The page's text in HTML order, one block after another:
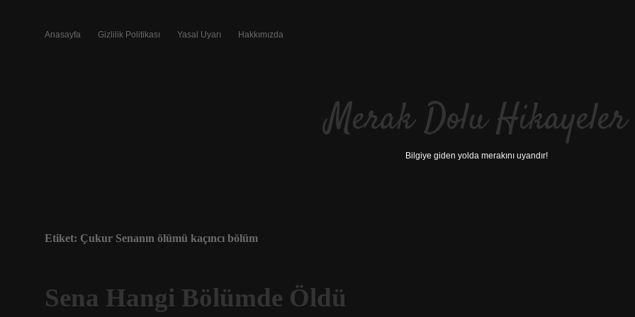
Anasayfa Gizlilik Politikası Yasal Uyarı Hakkımızda
Merak Dolu Hikayeler
Bilgiye giden yolda merakını uyandır!
Etiket: Çukur Senanın ölümü kaçıncı bölüm
Sena Hangi Bölümde Öldü